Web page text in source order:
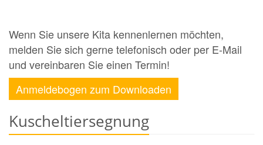
Wenn Sie unsere Kita kennenlernen möchten,
melden Sie sich gerne telefonisch oder per E-Mail
und vereinbaren Sie einen Termin!
Anmeldebogen zum Downloaden
Kuscheltiersegnung